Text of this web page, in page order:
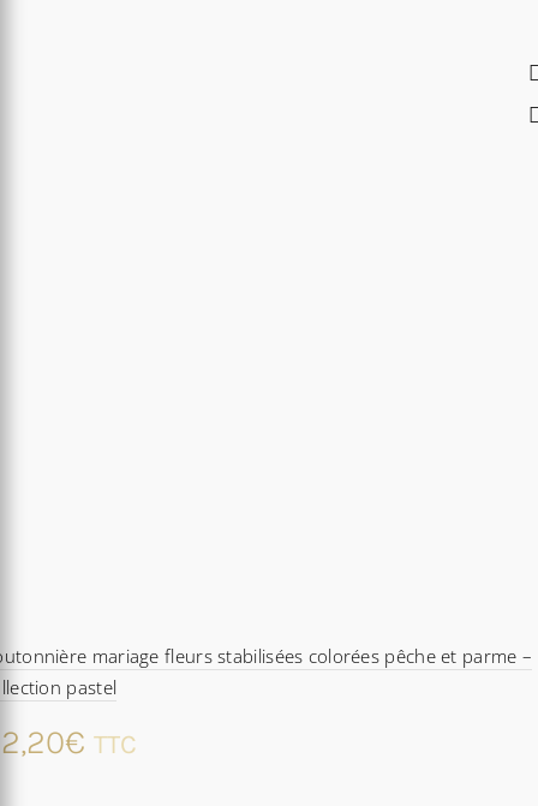
mariage fleurs stabilisées colorées pêche et parme –
pastel
€ TTC